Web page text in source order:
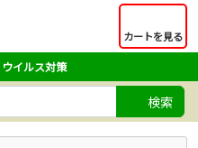
カートを見る
ウイルス対策
検索